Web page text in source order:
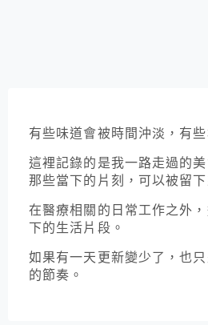
有些味道會被時間沖淡，有
這裡記錄的是我一路走過的
那些當下的片刻，可以被留
在醫療相關的日常工作之外
下的生活片段。
如果有一天更新變少了，也
的節奏。